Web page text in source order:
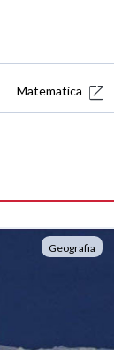
Matematica
Geografia